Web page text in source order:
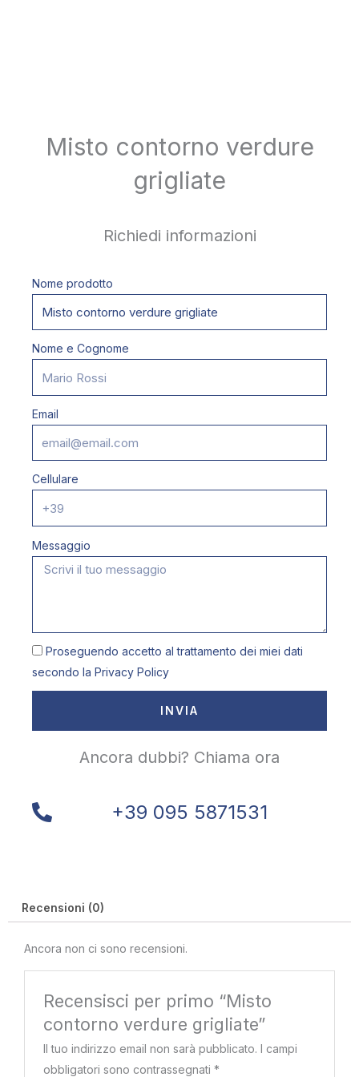
Misto contorno verdure
grigliate
Richiedi informazioni
Nome prodotto
Nome e Cognome
Email
Cellulare
Messaggio
Proseguendo accetto al trattamento dei miei dati
secondo la Privacy Policy
INVIA
Ancora dubbi? Chiama ora
+39 095 5871531
Recensioni (0)
Ancora non ci sono recensioni.
Recensisci per primo “Misto
contorno verdure grigliate”
Il tuo indirizzo email non sarà pubblicato. I campi
obbligatori sono contrassegnati*